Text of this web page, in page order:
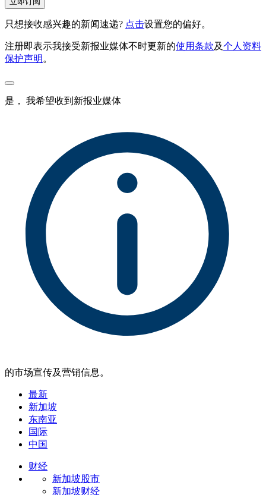
只想接收感兴趣的新闻速递? 点击设置您的偏好。
注册即表示我接受新报业媒体不时更新的使用条款及个人资料
保护声明 。
是， 我希望收到新报业媒体
的市场宣传及营销信息。
最新
新加坡
东南亚
国际
中国
财经
新加坡股市
新加坡财经